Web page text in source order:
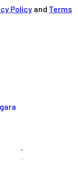
Policy and Terms